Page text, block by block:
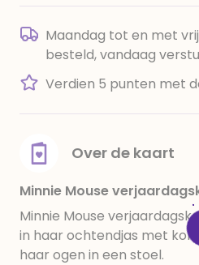
Maandag tot en met
besteld, vandaag
Verdien 5 punten met
Over de kaart
Minnie Mouse
Minnie Mouse
in haar ochtendjas met
haar ogen in een stoel.